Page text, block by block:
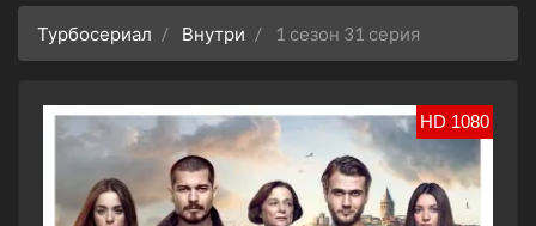
Турбосериал Внутри 1 сезон 31 серия
HD 1080